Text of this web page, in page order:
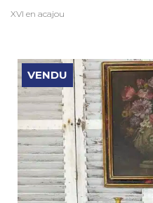
XVI en acajou
VENDU